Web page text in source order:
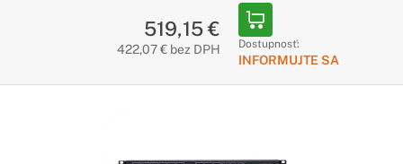
519,15 €
422,07 € bez DPH Dostupnosť:
INFORMUJTE SA